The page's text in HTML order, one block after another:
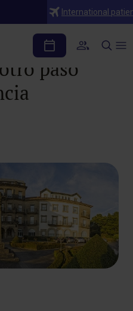
International
y HM La
paso